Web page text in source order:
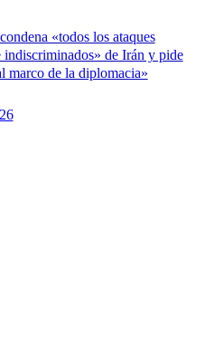
«todos los ataques
indiscriminados» de Irán y pide
marco de la diplomacia»